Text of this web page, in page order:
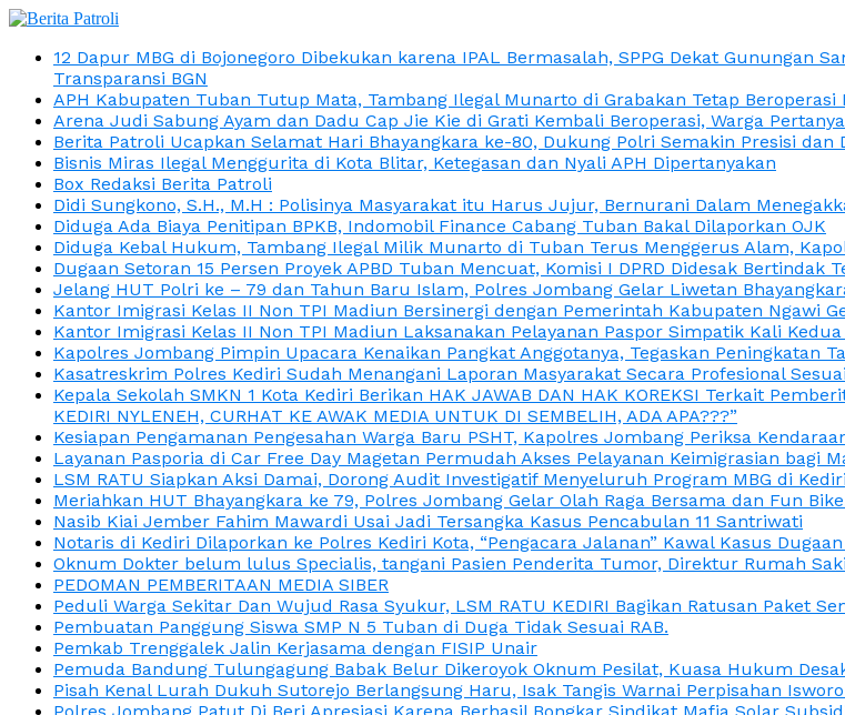
12 Dapur MBG di Bojonegoro Dibekukan karena IPAL Bermasalah, SPPG Dekat Gunungan
Transparansi BGN
APH Kabupaten Tuban Tutup Mata, Tambang Ilegal Munarto di Grabakan Tetap
Arena Judi Sabung Ayam dan Dadu Cap Jie Kie di Grati Kembali Beroperasi, Warga
Berita Patroli Ucapkan Selamat Hari Bhayangkara ke-80, Dukung Polri Semakin Presisi dan
Bisnis Miras Ilegal Menggurita di Kota Blitar, Ketegasan dan Nyali APH Dipertanyakan
Box Redaksi Berita Patroli
Didi Sungkono, S.H., M.H : Polisinya Masyarakat itu Harus Jujur, Bernurani Dalam
Diduga Ada Biaya Penitipan BPKB, Indomobil Finance Cabang Tuban Bakal Dilaporkan OJK
Diduga Kebal Hukum, Tambang Ilegal Milik Munarto di Tuban Terus Menggerus Alam,
Dugaan Setoran 15 Persen Proyek APBD Tuban Mencuat, Komisi I DPRD Didesak Bertindak
Jelang HUT Polri ke – 79 dan Tahun Baru Islam, Polres Jombang Gelar Liwetan
Kantor Imigrasi Kelas II Non TPI Madiun Bersinergi dengan Pemerintah Kabupaten Ngawi
Kantor Imigrasi Kelas II Non TPI Madiun Laksanakan Pelayanan Paspor Simpatik Kali
Kapolres Jombang Pimpin Upacara Kenaikan Pangkat Anggotanya, Tegaskan Peningkatan
Kasatreskrim Polres Kediri Sudah Menangani Laporan Masyarakat Secara Profesional
Kepala Sekolah SMKN 1 Kota Kediri Berikan HAK JAWAB DAN HAK KOREKSI Terkait
KEDIRI NYLENEH, CURHAT KE AWAK MEDIA UNTUK DI SEMBELIH, ADA APA???”
Kesiapan Pengamanan Pengesahan Warga Baru PSHT, Kapolres Jombang Periksa
Layanan Pasporia di Car Free Day Magetan Permudah Akses Pelayanan Keimigrasian bagi
LSM RATU Siapkan Aksi Damai, Dorong Audit Investigatif Menyeluruh Program MBG di Kediri
Meriahkan HUT Bhayangkara ke 79, Polres Jombang Gelar Olah Raga Bersama dan Fun
Nasib Kiai Jember Fahim Mawardi Usai Jadi Tersangka Kasus Pencabulan 11 Santriwati
Notaris di Kediri Dilaporkan ke Polres Kediri Kota, “Pengacara Jalanan” Kawal Kasus
Oknum Dokter belum lulus Specialis, tangani Pasien Penderita Tumor, Direktur Rumah
PEDOMAN PEMBERITAAN MEDIA SIBER
Peduli Warga Sekitar Dan Wujud Rasa Syukur, LSM RATU KEDIRI Bagikan Ratusan Paket
Pembuatan Panggung Siswa SMP N 5 Tuban di Duga Tidak Sesuai RAB.
Pemkab Trenggalek Jalin Kerjasama dengan FISIP Unair
Pemuda Bandung Tulungagung Babak Belur Dikeroyok Oknum Pesilat, Kuasa Hukum
Pisah Kenal Lurah Dukuh Sutorejo Berlangsung Haru, Isak Tangis Warnai Perpisahan